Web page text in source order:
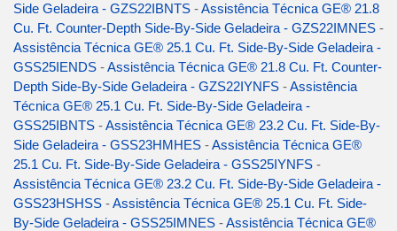
Side Geladeira - GZS22IBNTS -Assistência Técnica GE® 21.8
Cu. Ft. Counter-Depth Side-By-Side Geladeira - GZS22IMNES -
Assistência Técnica GE® 25.1 Cu. Ft. Side-By-Side Geladeira -
GSS25IENDS -Assistência Técnica GE® 21.8 Cu. Ft. Counter-
Depth Side-By-Side Geladeira - GZS22IYNFS -Assistência
Técnica GE® 25.1 Cu. Ft. Side-By-Side Geladeira -
GSS25IBNTS -Assistência Técnica GE® 23.2 Cu. Ft. Side-By-
Side Geladeira - GSS23HMHES -Assistência Técnica GE®
25.1 Cu. Ft. Side-By-Side Geladeira - GSS25IYNFS -
Assistência Técnica GE® 23.2 Cu. Ft. Side-By-Side Geladeira -
GSS23HSHSS -Assistência Técnica GE® 25.1 Cu. Ft. Side-
By-Side Geladeira - GSS25IMNES -Assistência Técnica GE®